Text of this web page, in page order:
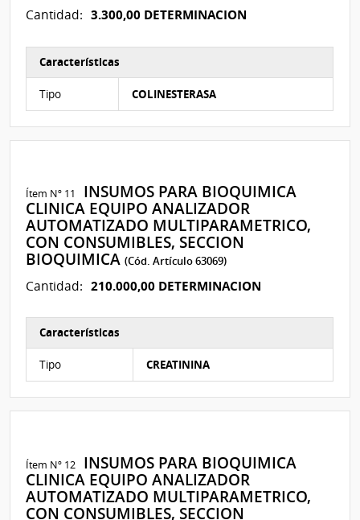
Cantidad: 3.300,00 DETERMINACION
Características del Ítem Nº 40
Características
Tipo COLINESTERASA
Ítem Nº 11
INSUMOS PARA BIOQUIMICA
CLINICA EQUIPO ANALIZADOR
AUTOMATIZADO MULTIPARAMETRICO,
CON CONSUMIBLES, SECCION
BIOQUIMICA(Cód. Artículo 63069)
Cantidad: 210.000,00 DETERMINACION
Características
Tipo CREATININA
Ítem Nº 12
INSUMOS PARA BIOQUIMICA
CLINICA EQUIPO ANALIZADOR
AUTOMATIZADO MULTIPARAMETRICO,
CON CONSUMIBLES, SECCION